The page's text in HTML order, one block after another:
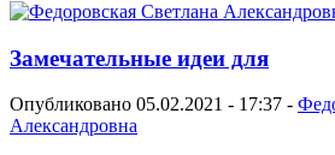
Замечательные идеи для
Опубликовано 05.02.2021 - 17:37 -
Александровна